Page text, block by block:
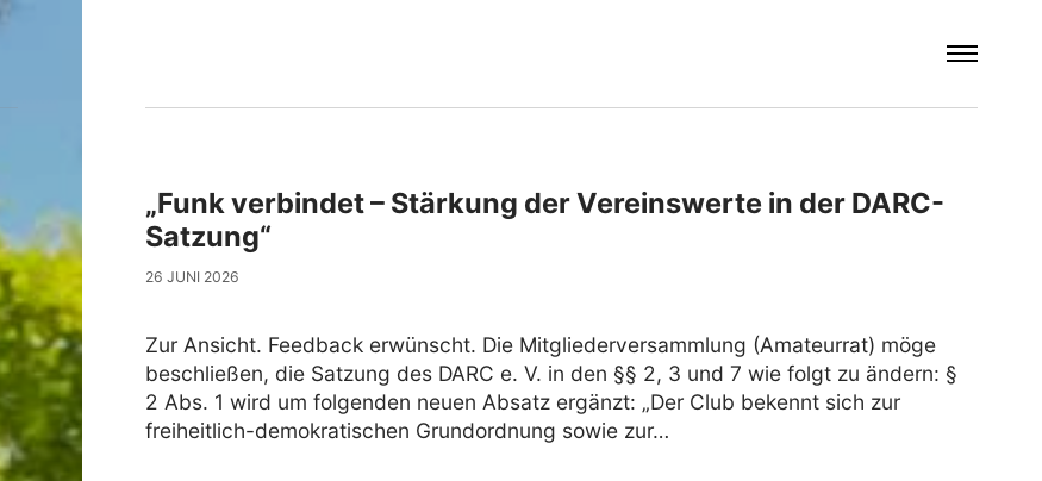
„Funk verbindet – Stärkung der Vereinswerte in der DARC-
Satzung“
26 JUNI 2026
Zur Ansicht. Feedback erwünscht. Die Mitgliederversammlung (Amateurrat) möge
beschließen, die Satzung des DARC e. V. in den §§ 2, 3 und 7 wie folgt zu ändern: §
2 Abs. 1 wird um folgenden neuen Absatz ergänzt: „Der Club bekennt sich zur
freiheitlich-demokratischen Grundordnung sowie zur…